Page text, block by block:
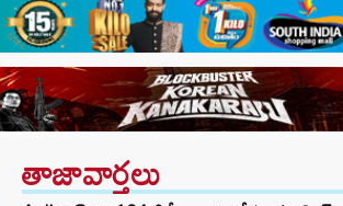
తాజావార్తలు